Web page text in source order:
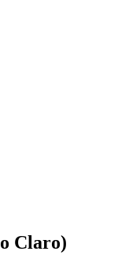
Claro)